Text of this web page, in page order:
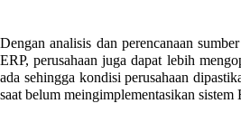
Dengan analisis dan perencanaan
ERP, perusahaan juga dapat lebih
ada sehingga kondisi perusahaan
saat belum meingimplementasikan sistem